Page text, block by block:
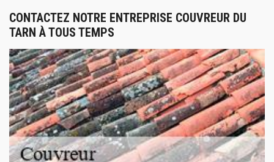
CONTACTEZ NOTRE ENTREPRISE COUVREUR DU
TARN À TOUS TEMPS